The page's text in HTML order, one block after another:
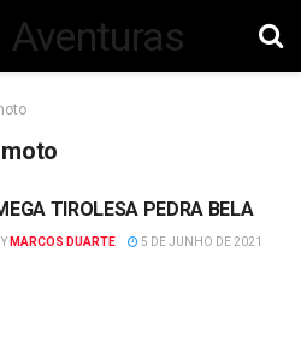
TIROLESA PEDRA BELA
MARCOS DUARTE 5 DE JUNHO DE 2021